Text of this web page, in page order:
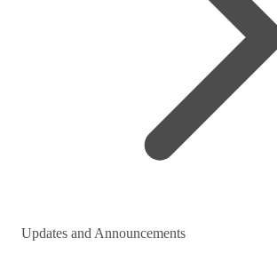
Updates and Announcements